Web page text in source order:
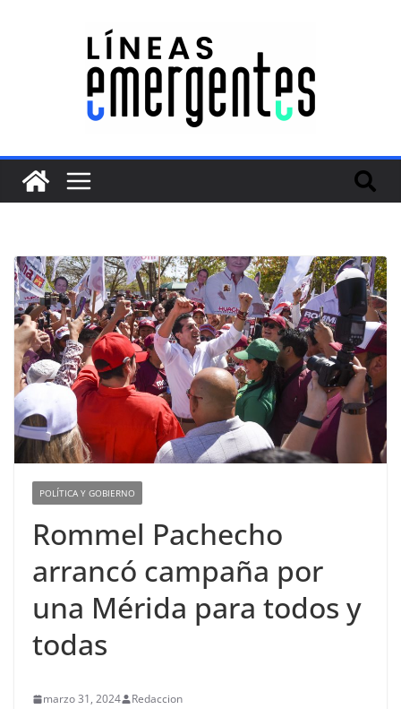
POLÍTICA Y GOBIERNO
Rommel Pachecho
arrancó campaña por
una Mérida para todos y
todas
marzo 31, 2024 Redaccion